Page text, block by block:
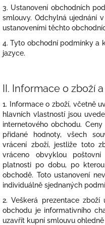
3. Ustanovení obchodních
smlouvy. Odchylná ujednání
ustanoveními těchto
4. Tyto obchodní podmínky a
jazyce.
II. Informace o zboží
1. Informace o zboží, včetně
hlavních vlastností jsou
internetového obchodu.
přidané hodnoty, všech
vrácení zboží, jestliže toto
vráceno obvyklou
platnosti po dobu, po
obchodě. Toto ustanovení
individuálně sjednaných
2. Veškerá prezentace
obchodu je informativního
uzavřít kupní smlouvu